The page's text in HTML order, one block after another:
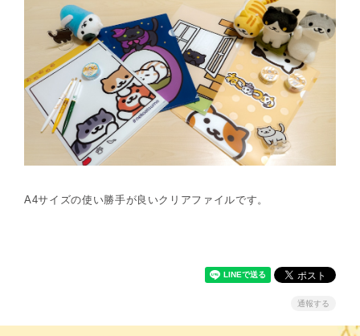
A4サイズの使い勝手が良いクリアファイルです。
通報する